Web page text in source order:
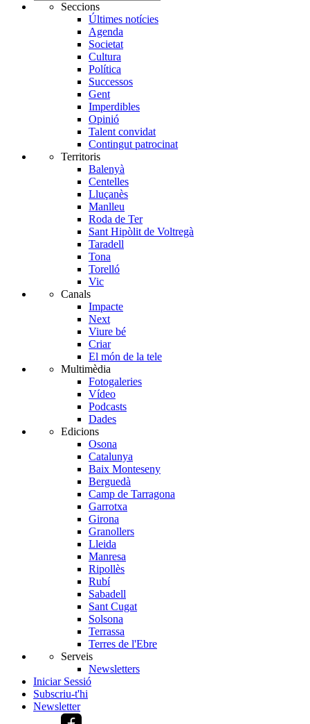
Seccions
Últimes notícies
Agenda
Societat
Cultura
Política
Successos
Gent
Imperdibles
Opinió
Talent convidat
Contingut patrocinat
Territoris
Balenyà
Centelles
Lluçanès
Manlleu
Roda de Ter
Sant Hipòlit de Voltregà
Taradell
Tona
Torelló
Vic
Canals
Impacte
Next
Viure bé
Criar
El món de la tele
Multimèdia
Fotogaleries
Vídeo
Podcasts
Dades
Edicions
Osona
Catalunya
Baix Monteseny
Berguedà
Camp de Tarragona
Garrotxa
Girona
Granollers
Lleida
Manresa
Ripollès
Rubí
Sabadell
Sant Cugat
Solsona
Terrassa
Terres de l'Ebre
Serveis
Newsletters
Iniciar Sessió
Subscriu-t'hi
Newsletter